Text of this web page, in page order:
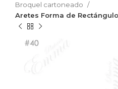
Broquel cartoneado
Aretes Forma de